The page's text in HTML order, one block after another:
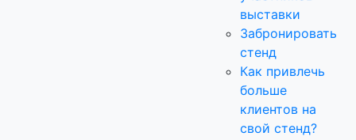
выставки
Забронировать
стенд
Как привлечь
больше
клиентов на
свой стенд?